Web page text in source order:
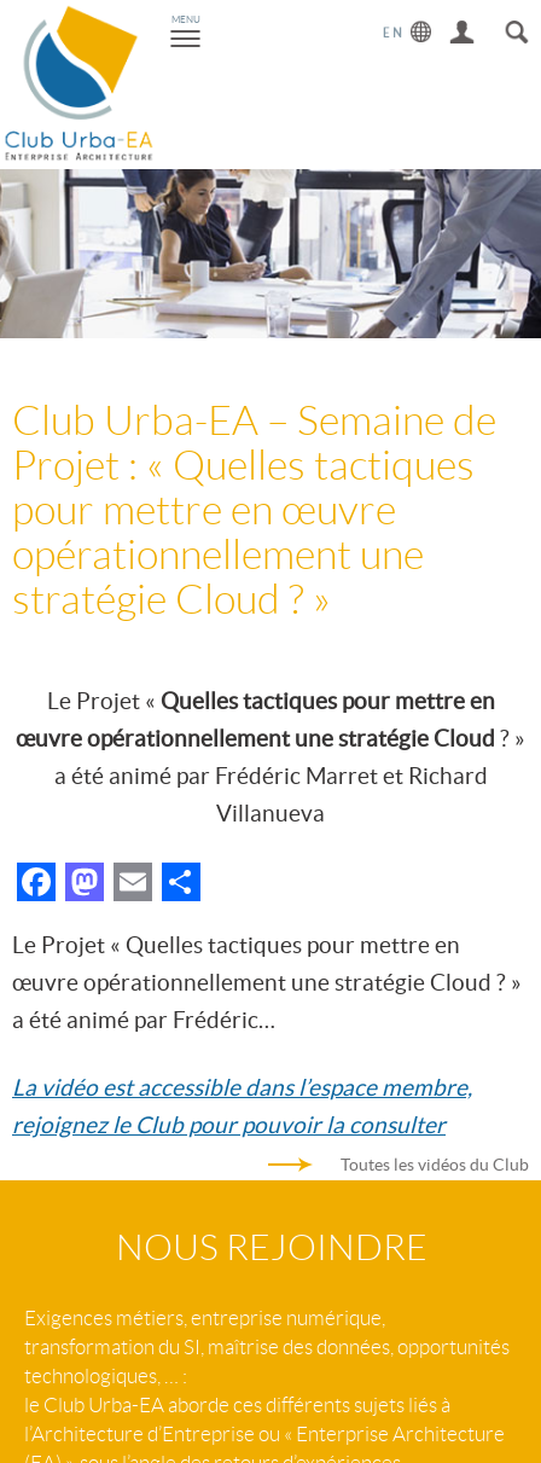
Toggle
navigation
MENU
Club Urba-EA – Semaine de
Projet : « Quelles tactiques
pour mettre en œuvre
opérationnellement une
stratégie Cloud ? »
Le Projet « Quelles tactiques pour mettre en
œuvre opérationnellement une stratégie Cloud ? »
a été animé par Frédéric Marret et Richard
Villanueva
Facebook
Mastodon
Email
Le Projet « Quelles tactiques pour mettre en
œuvre opérationnellement une stratégie Cloud ? »
a été animé par Frédéric…
La vidéo est accessible dans l’espace membre,
rejoignez le Club pour pouvoir la consulter
Toutes les vidéos du Club
NOUS REJOINDRE
Exigences métiers, entreprise numérique,
transformation du SI, maîtrise des données, opportunités
technologiques, … :
le Club Urba-EA aborde ces différents sujets liés à
l’Architecture d’Entreprise ou « Enterprise Architecture